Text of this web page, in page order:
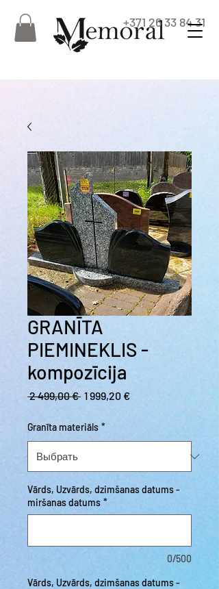
+371 26 33 84 31
GRANĪTA
PIEMINEKLIS -
kompozīcija
2 499,00 € Обычная цена
1 999,20 €Спеццена
Granīta materiāls *
Vārds, Uzvārds, dzimšanas datums -
miršanas datums *
0/500
Vārds, Uzvārds, dzimšanas datums -